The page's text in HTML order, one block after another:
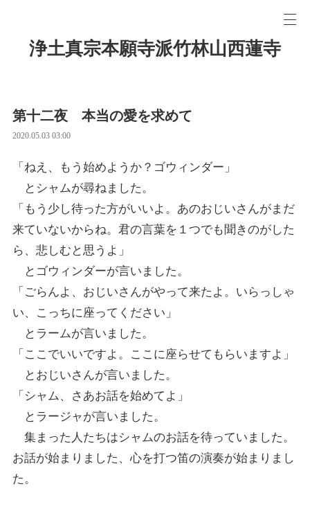
浄土真宗本願寺派竹林山西蓮寺
第十二夜 本当の愛を求めて
2020.05.03 03:00
「ねえ、もう始めようか？ゴウィンダー」
とシャムが尋ねました。
「もう少し待った方がいいよ。あのおじいさんがまだ
来ていないからね。君の言葉を１つでも聞きのがした
ら、悲しむと思うよ」
とゴウィンダーが言いました。
「ごらんよ、おじいさんがやって来たよ。いらっしゃ
い、こっちに座ってください」
とラームが言いました。
「ここでいいですよ。ここに座らせてもらいますよ」
とおじいさんが言いました。
「シャム、さあお話を始めてよ」
とラージャが言いました。
集まった人たちはシャムのお話を待っていました。
お話が始まりました、心を打つ笛の演奏が始まりまし
た。